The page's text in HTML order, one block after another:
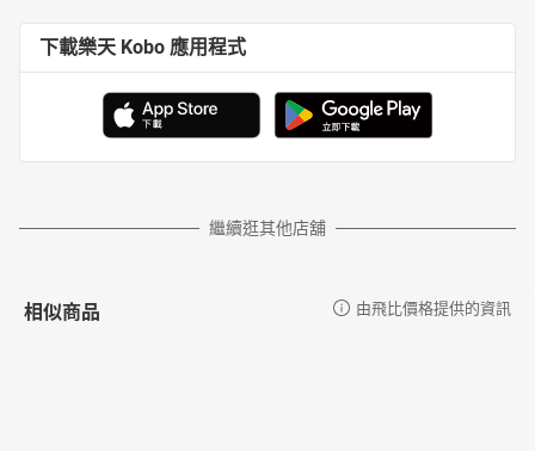
下載樂天 Kobo 應用程式
繼續逛其他店舖
相似商品 由飛比價格提供的資訊